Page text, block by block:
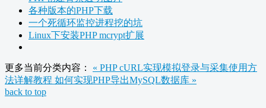
各种版本的PHP下载
一个死循环监控进程挖的坑
Linux下安装PHP mcrypt扩展
更多当前分类内容：
« PHP cURL实现模拟登录与采集使用方
法详解教程 如何实现PHP导出MySQL数据库 »
back to top